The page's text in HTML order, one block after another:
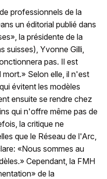
professionnels de la
un éditorial publié dans
la présidente de la
suisses), Yvonne Gilli,
pas. Il est
Selon elle, il n'est
évitent les modèles
ensuite se rendre chez
qui n'offre même pas de
la critique ne
que le Réseau de l'Arc,
«Nous sommes au
Cependant, la FMH
de la